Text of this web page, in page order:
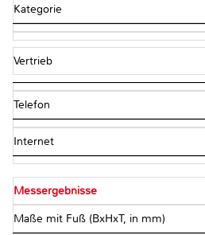
Kategorie
Vertrieb
Telefon
Internet
Messergebnisse
Maße mit Fuß (BxHxT, in mm)